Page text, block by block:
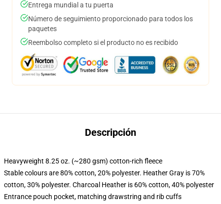
Entrega mundial a tu puerta
Número de seguimiento proporcionado para todos los
paquetes
Reembolso completo si el producto no es recibido
Descripción
Heavyweight 8.25 oz. (~280 gsm) cotton-rich fleece
Stable colours are 80% cotton, 20% polyester. Heather Gray is 70%
cotton, 30% polyester. Charcoal Heather is 60% cotton, 40% polyester
Entrance pouch pocket, matching drawstring and rib cuffs